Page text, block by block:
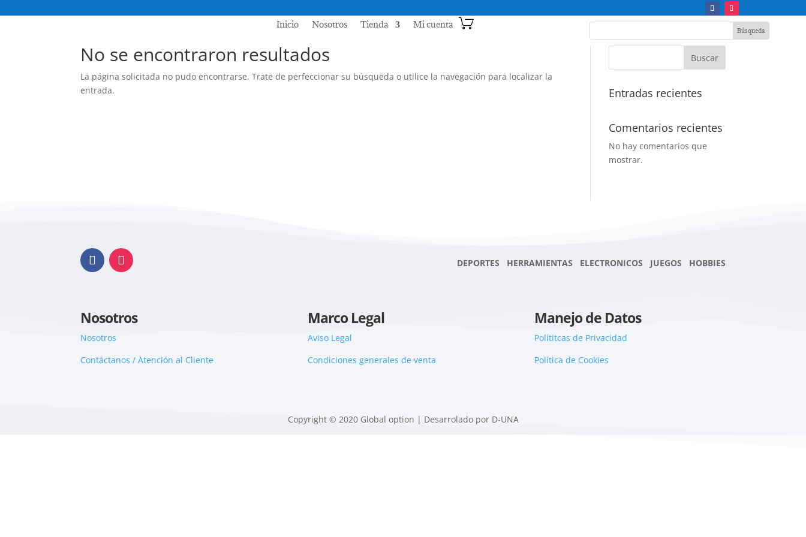
Inicio Nosotros Tienda Mi cuenta
No se encontraron resultados
La página solicitada no pudo encontrarse. Trate de perfeccionar su búsqueda o utilice la navegación para localizar la
entrada.
Buscar
Entradas recientes
Comentarios recientes
No hay comentarios que
mostrar.
DEPORTES HERRAMIENTAS ELECTRONICOS JUEGOS HOBBIES
Nosotros
Nosotros
Contáctanos / Atención al Cliente
Marco Legal
Aviso Legal
Condiciones generales de venta
Manejo de Datos
Polítitcas de Privacidad
Política de Cookies
Copyright © 2020 Global option | Desarrolado por D-UNA